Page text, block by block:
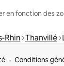
en fonction des
Rhin Thanvillé
Conditions